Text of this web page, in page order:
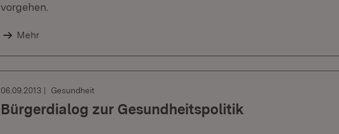
vorgehen.
Mehr
06.09.2013 Gesundheit
Bürgerdialog zur Gesundheitspolitik